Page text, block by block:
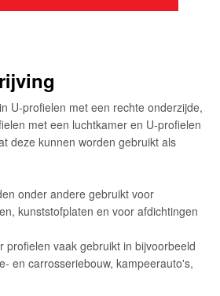
U-profielen met een rechte onderzijde,
met een luchtkamer en U-profielen
deze kunnen worden gebruikt als
onder andere gebruikt voor
kunststofplaten en voor afdichtingen
profielen vaak gebruikt in bijvoorbeeld
en carrosseriebouw, kampeerauto's,